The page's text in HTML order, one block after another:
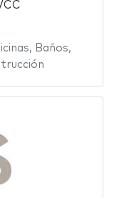
, Baños,